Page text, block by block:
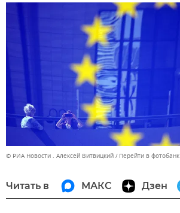
© РИА Новости . Алексей Витвицкий Перейти в фотобанк
Читать в МАКС Дзен